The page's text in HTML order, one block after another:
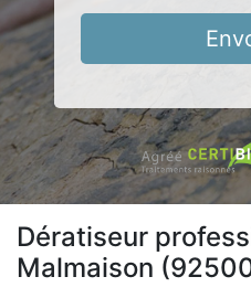
Dératiseur
Malmaison